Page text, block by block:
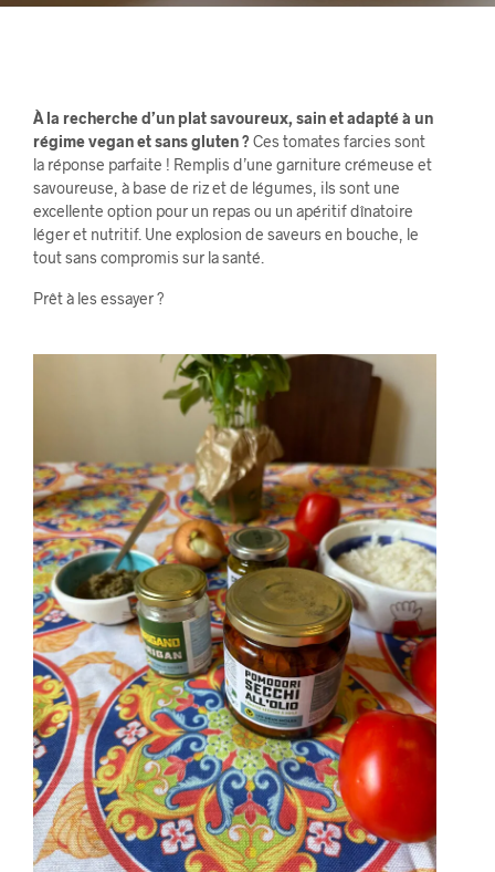
À la recherche d’un plat savoureux, sain et adapté à un
régime vegan et sans gluten ? Ces tomates farcies sont
la réponse parfaite ! Remplis d’une garniture crémeuse et
savoureuse, à base de riz et de légumes, ils sont une
excellente option pour un repas ou un apéritif dînatoire
léger et nutritif. Une explosion de saveurs en bouche, le
tout sans compromis sur la santé.
Prêt à les essayer ?